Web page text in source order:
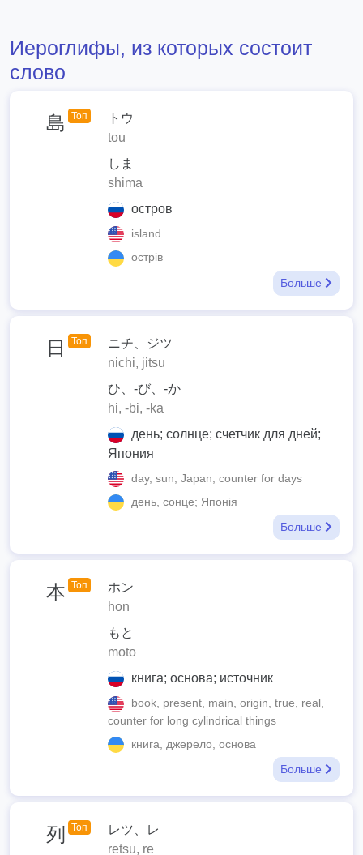
Иероглифы, из которых состоит
слово
島 Топ
トウ
tou
しま
shima
остров
island
острів
Больше
日 Топ
ニチ、ジツ
nichi, jitsu
ひ、-び、-か
hi, -bi, -ka
день; солнце; счетчик для дней;
Япония
day, sun, Japan, counter for days
день, сонце; Японія
Больше
本 Топ
ホン
hon
もと
moto
книга; основа; источник
book, present, main, origin, true, real,
counter for long cylindrical things
книга, джерело, основа
Больше
列 Топ
レツ、レ
retsu, re